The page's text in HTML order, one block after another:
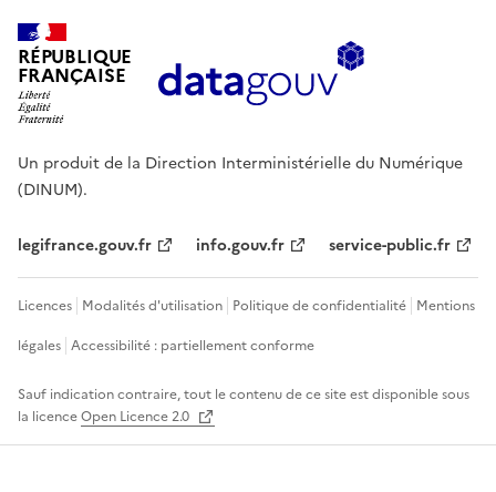
RÉPUBLIQUE
FRANÇAISE
Un produit de la Direction Interministérielle du Numérique
(DINUM).
legifrance.gouv.fr info.gouv.fr service-public.fr
Licences Modalités d'utilisation Politique de confidentialité Mentions
légales Accessibilité : partiellement conforme
Sauf indication contraire, tout le contenu de ce site est disponible sous
la licenceOpen Licence 2.0